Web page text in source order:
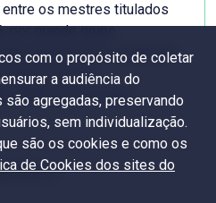
os mestres titulados
por grande grupo
brasileira de ocupações
área do
2009, 2019 e 2021
3 de 16
com o propósito de coletar
a audiência do
agregadas, preservando
sem individualização.
são os cookies e como os
de Cookies dos sites do